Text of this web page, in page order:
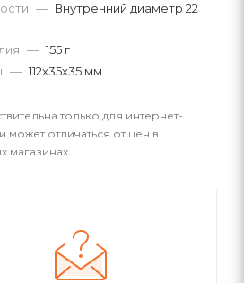
— Внутренний диаметр 22
— 155 г
— 112x35x35 мм
только для интернет-
может отличаться от цен в
магазинах